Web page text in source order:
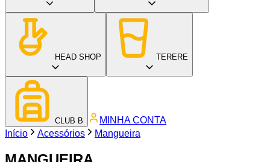
HEAD SHOP TERERE
CLUB B
MINHA CONTA
Início
Acessórios Mangueira